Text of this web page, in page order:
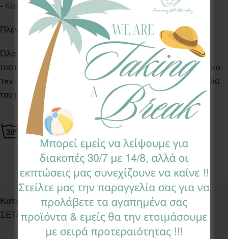
• Κασετίνα
Πλένονται στο πλυντήριο ρούχων στους 30°C
Όλα τα Υφάσματα της συλλογής μας είναι ελεγμένα &
πιστοποιημένα για βλαβερές ουσίες σύμφωνα με το Oeko-
Tex Standard 100, κατάλληλα για το ευαίσθητο δερματάκι
του μωρού σας.
Κωδικός προϊόντος:SSL-BM
Κατηγορίες: BABY SHOWER ΣΕΤ ΣΧΟΛΕΙΟΥ LARGE
ΣΕΤΑΚΙΑ ΣΧΟΛΕΙΟΥ
Ετικέτα: Blue Monsters